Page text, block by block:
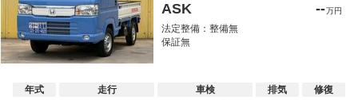
ASK --万円
法定整備：整備無
保証無
年式
走行
車検
排気
修復